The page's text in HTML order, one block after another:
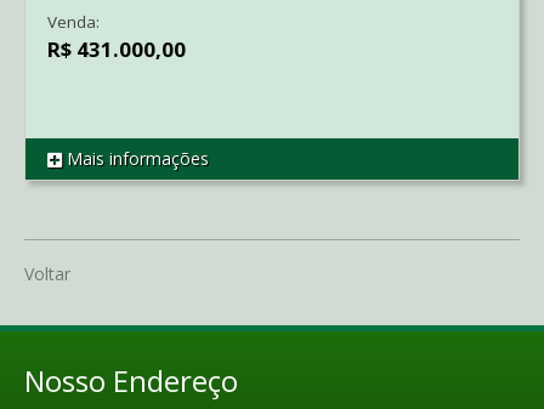
REF AP2210
Venda:
R$ 431.000,00
Mais informações
Voltar
Nosso Endereço